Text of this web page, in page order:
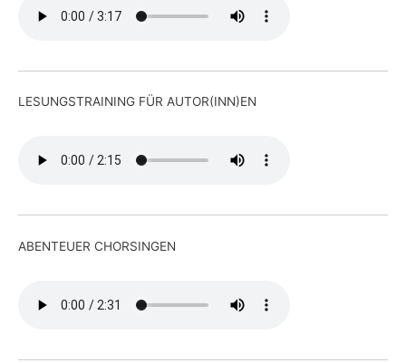
LESUNGSTRAINING FÜR AUTOR(INN)EN
ABENTEUER CHORSINGEN